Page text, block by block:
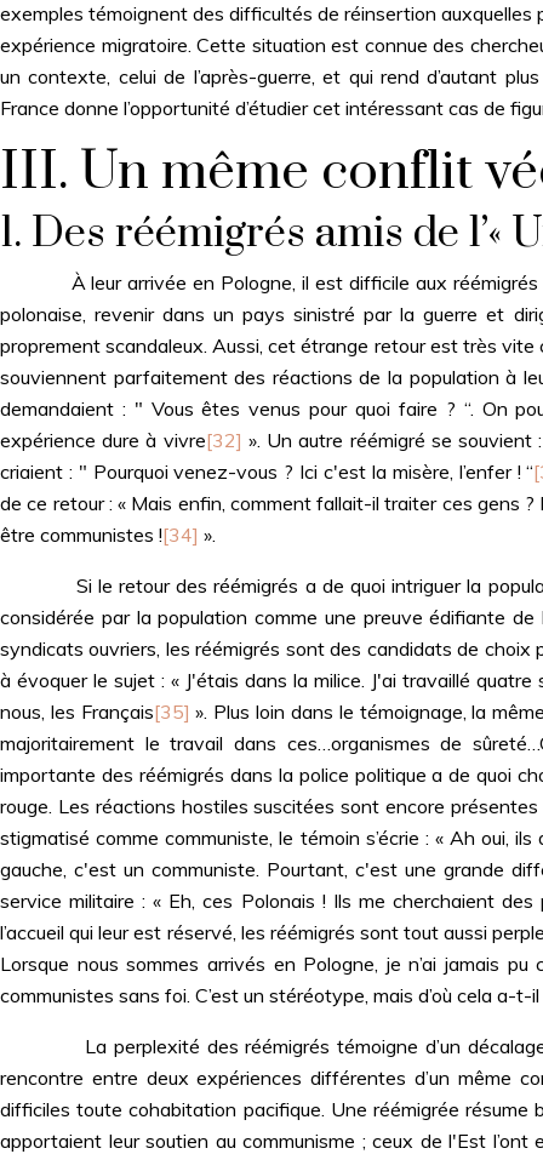
exemples témoignent des difficultés de réinsertion
expérience migratoire. Cette situation est connue des
un contexte, celui de l’après-guerre, et qui rend d’autant
France donne l’opportunité d’étudier cet intéressant cas de
III. Un même conflit
1. Des réémigrés amis de l’«
À leur arrivée en Pologne, il est difficile aux réémigrés
polonaise, revenir dans un pays sinistré par la guerre et
proprement scandaleux. Aussi, cet étrange retour est très
souviennent parfaitement des réactions de la population à
demandaient : " Vous êtes venus pour quoi faire ? “. On
expérience dure à vivre[32] ». Un autre réémigré se
criaient : " Pourquoi venez-vous ? Ici c'est la misère, l’enfer ! “
de ce retour : « Mais enfin, comment fallait-il traiter ces gens ?
être communistes ![34] ».
Si le retour des réémigrés a de quoi intriguer la
considérée par la population comme une preuve édifiante
syndicats ouvriers, les réémigrés sont des candidats de choix
à évoquer le sujet : « J'étais dans la milice. J'ai travaillé
nous, les Français[35] ». Plus loin dans le témoignage, la
majoritairement le travail dans ces…organismes de
importante des réémigrés dans la police politique a de quoi
rouge. Les réactions hostiles suscitées sont encore présentes
stigmatisé comme communiste, le témoin s’écrie : « Ah oui,
gauche, c'est un communiste. Pourtant, c'est une grande
service militaire : « Eh, ces Polonais ! Ils me cherchaient
l’accueil qui leur est réservé, les réémigrés sont tout aussi
Lorsque nous sommes arrivés en Pologne, je n’ai jamais
communistes sans foi. C’est un stéréotype, mais d’où cela a-
La perplexité des réémigrés témoigne d’un décalage,
rencontre entre deux expériences différentes d’un même
difficiles toute cohabitation pacifique. Une réémigrée résume
apportaient leur soutien au communisme ; ceux de l'Est